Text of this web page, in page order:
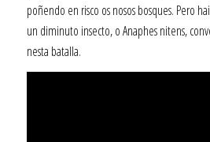
poñendo en risco os nosos bosques. Pero
un diminuto insecto, o Anaphes nitens,
nesta batalla.